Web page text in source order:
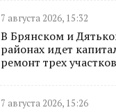
7 августа 2026, 15:32
В Брянском и
районах идет
ремонт трех
7 августа 2026, 15:26